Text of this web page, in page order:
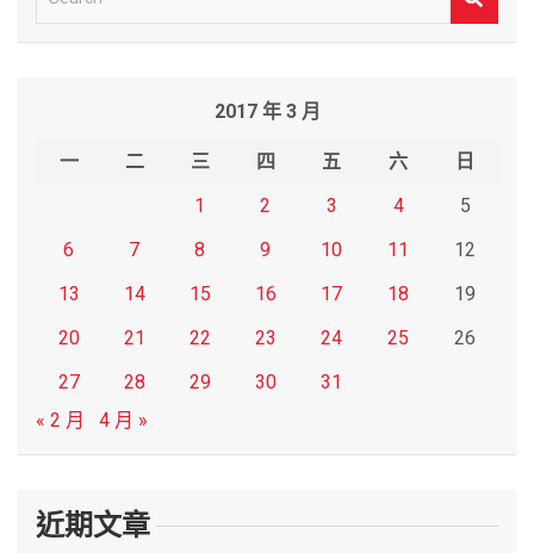
e
2017 年 3 月
一 二 三 四 五 六
日
1
2 3 4
5
6
7 8 9 10 11
12
13
14 15 16 17 18
19
20
21 22 23 24 25
26
27
28 29 30
31
« 2 月
4 月 »
近期文章